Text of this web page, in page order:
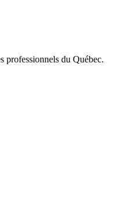
professionnels du Québec.